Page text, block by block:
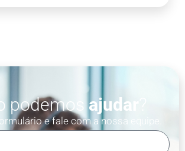
podemos ajudar
e fale com a nossa equipe.